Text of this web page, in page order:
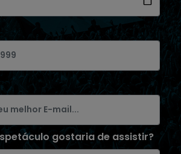
gostaria de assistir?